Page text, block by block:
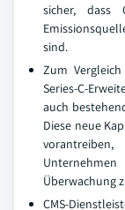
sicher, dass
sind.
Zum
Series-C-
auch
Diese neue
Überwachung
CMS-